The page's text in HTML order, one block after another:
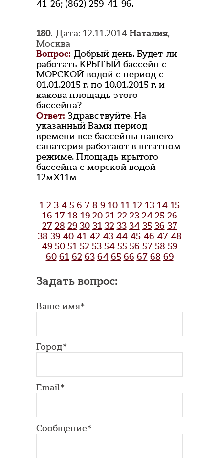
41-26; (862) 259-41-96.
180. Дата: 12.11.2014 Наталия,
Москва
Вопрос: Добрый день. Будет ли
работать КРЫТЫЙ бассейн с
МОРСКОЙ водой с период с
01.01.2015 г. по 10.01.2015 г. и
какова площадь этого
бассейна?
Ответ: Здравствуйте. На
указанный Вами период
времени все бассейны нашего
санатория работают в штатном
режиме. Площадь крытого
бассейна с морской водой
12мХ11м
1 2 3 4 5 6 7 8 9 10 11 12 13 14 15
16 17 18 19 20 21 22 23 24 25 26
27 28 29 30 31 32 33 34 35 36 37
38 39 40 41 42 43 44 45 46 47 48
49 50 51 52 53 54 55 56 57 58 59
60 61 62 63 64 65 66 67 68 69
Задать вопрос:
Ваше имя*
Город*
Email*
Сообщение*